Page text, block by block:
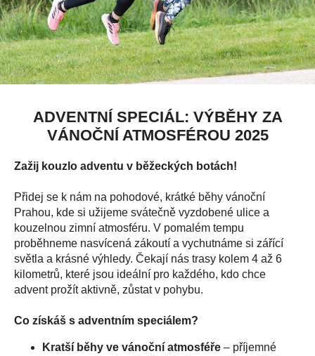
ADVENTNÍ SPECIÁL: VÝBĚHY ZA
VÁNOČNÍ ATMOSFÉROU 2025
Zažij kouzlo adventu v běžeckých botách!
Přidej se k nám na pohodové, krátké běhy vánoční
Prahou, kde si užijeme svátečně vyzdobené ulice a
kouzelnou zimní atmosféru. V pomalém tempu
proběhneme nasvícená zákoutí a vychutnáme si zářící
světla a krásné výhledy. Čekají nás trasy kolem 4 až 6
kilometrů, které jsou ideální pro každého, kdo chce
advent prožít aktivně, zůstat v pohybu.
Co získáš s adventním speciálem?
Kratší běhy ve vánoční atmosféře – příjemné